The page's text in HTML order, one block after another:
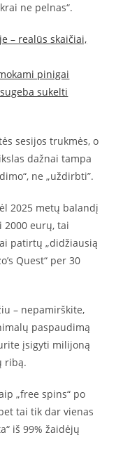
ne pelnas“.
– realūs skaičiai,
pinigai
sukelti
sesijos trukmės, o
dažnai tampa
ne „uždirbti”.
2025 metų balandį
2000 eurų, tai
patirtų „didžiausią
Quest“ per 30
– nepamirškite,
paspaudimą
įsigyti milijoną
ribą.
„free spins“ po
tai tik dar vienas
iš 99% žaidėjų